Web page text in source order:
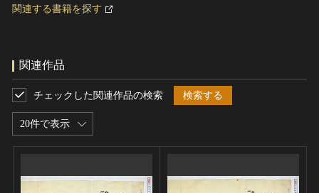
関連する書籍を探す
関連作品
20件で表示
チェックした関連作品の検索 検索する